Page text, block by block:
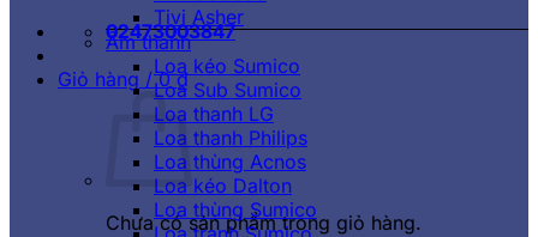
02473003847
Giỏ hàng /0₫
Chưa có sản phẩm trong giỏ hàng.
Tivi Asher
Âm thanh
Loa kéo Sumico
Loa Sub Sumico
Loa thanh LG
Loa thanh Philips
Loa thùng Acnos
Loa kéo Dalton
Loa thùng Sumico